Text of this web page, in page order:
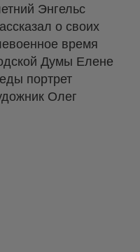
Энгельс
о своих
время
Думы Елене
портрет
Олег